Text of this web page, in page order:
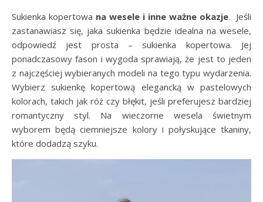
Sukienka kopertowa na wesele i inne ważne okazje. Jeśli
zastanawiasz się, jaka sukienka będzie idealna na wesele,
odpowiedź jest prosta – sukienka kopertowa. Jej
ponadczasowy fason i wygoda sprawiają, że jest to jeden
z najczęściej wybieranych modeli na tego typu wydarzenia.
Wybierz sukienkę kopertową elegancką w pastelowych
kolorach, takich jak róż czy błękit, jeśli preferujesz bardziej
romantyczny styl. Na wieczorne wesela świetnym
wyborem będą ciemniejsze kolory i połyskujące tkaniny,
które dodadzą szyku.